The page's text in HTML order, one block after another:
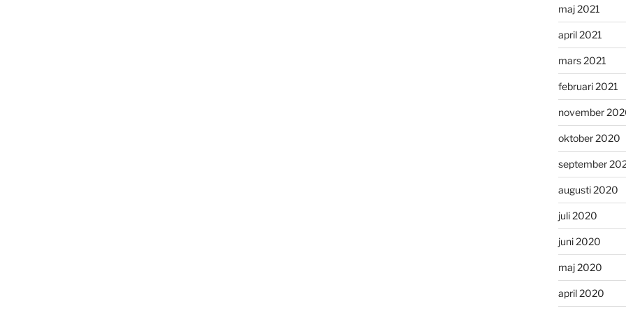
maj 2021
april 2021
mars 2021
februari 2021
november
oktober 2020
september
augusti 2020
juli 2020
juni 2020
maj 2020
april 2020